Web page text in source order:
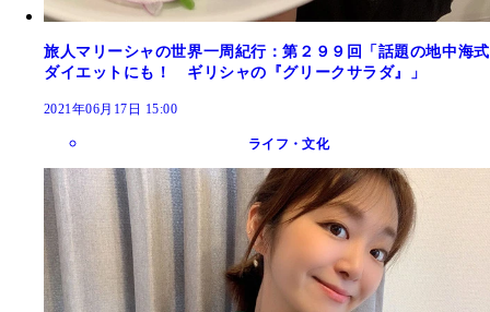
旅人マリーシャの世界一周紀行：第２９９回「話題の地中海式
ダイエットにも！ ギリシャの『グリークサラダ』」
2021年06月17日 15:00
ライフ・文化